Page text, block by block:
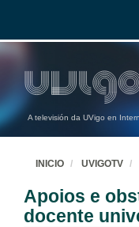
A televisión da UVigo en
INICIO UVIGOTV
Apoios e
docente